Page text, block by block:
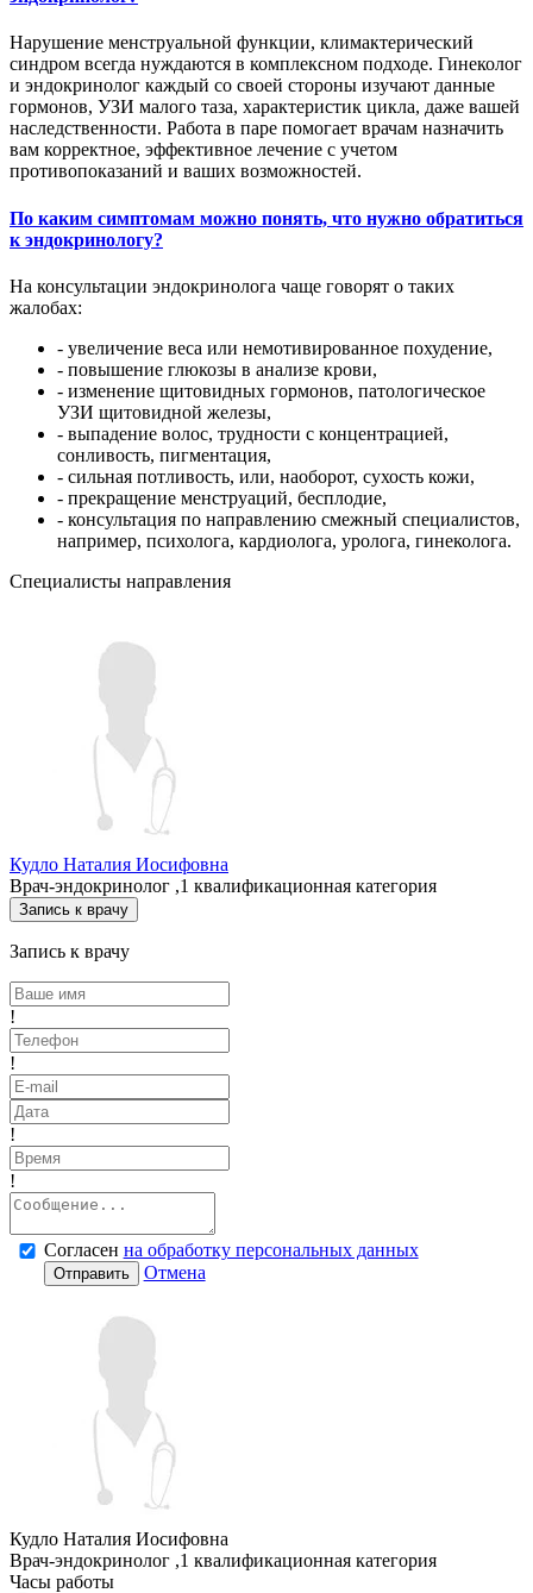
Нарушение менструальной функции, климактерический
синдром всегда нуждаются в комплексном подходе. Гинеколог
и эндокринолог каждый со своей стороны изучают данные
гормонов, УЗИ малого таза, характеристик цикла, даже вашей
наследственности. Работа в паре помогает врачам назначить
вам корректное, эффективное лечение с учетом
противопоказаний и ваших возможностей.
По каким симптомам можно понять, что нужно обратиться
к эндокринологу?
На консультации эндокринолога чаще говорят о таких
жалобах:
- увеличение веса или немотивированное похудение,
- повышение глюкозы в анализе крови,
- изменение щитовидных гормонов, патологическое
УЗИ щитовидной железы,
- выпадение волос, трудности с концентрацией,
сонливость, пигментация,
- сильная потливость, или, наоборот, сухость кожи,
- прекращение менструаций, бесплодие,
- консультация по направлению смежный специалистов,
например, психолога, кардиолога, уролога, гинеколога.
Специалисты направления
Кудло Наталия Иосифовна
Врач-эндокринолог ,1 квалификационная категория
Запись к врачу
Запись к врачу
!
!
!
!
Согласен на обработку персональных данных
Отправить Отмена
Кудло Наталия Иосифовна
Врач-эндокринолог ,1 квалификационная категория
Часы работы